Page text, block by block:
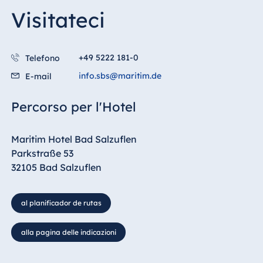
Malta
Antonine Hotel &
Resort & Spa
Visitateci
Telefono
+49 5222 181-0
E-mail
info.sbs@maritim.de
Percorso per l'Hotel
Maritim Hotel Bad Salzuflen
Parkstraße 53
32105 Bad Salzuflen
al planificador de rutas
alla pagina delle indicazioni